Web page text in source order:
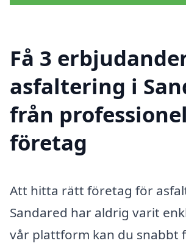
Få 3
asfaltering i
från
företag
Att hitta rätt företag för
Sandared har aldrig varit
vår plattform kan du snabbt